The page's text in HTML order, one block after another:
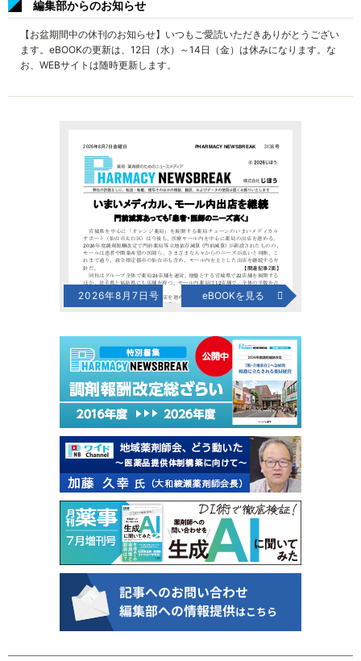
編集部からのお知らせ
【お盆期間中の休刊のお知らせ】いつもご愛読いただきありがとうござい
ます。eBOOKの更新は、12日（水）～14日（金）は休みになります。な
お、WEBサイトは随時更新します。
2026年8月7日号 eBOOKを見る